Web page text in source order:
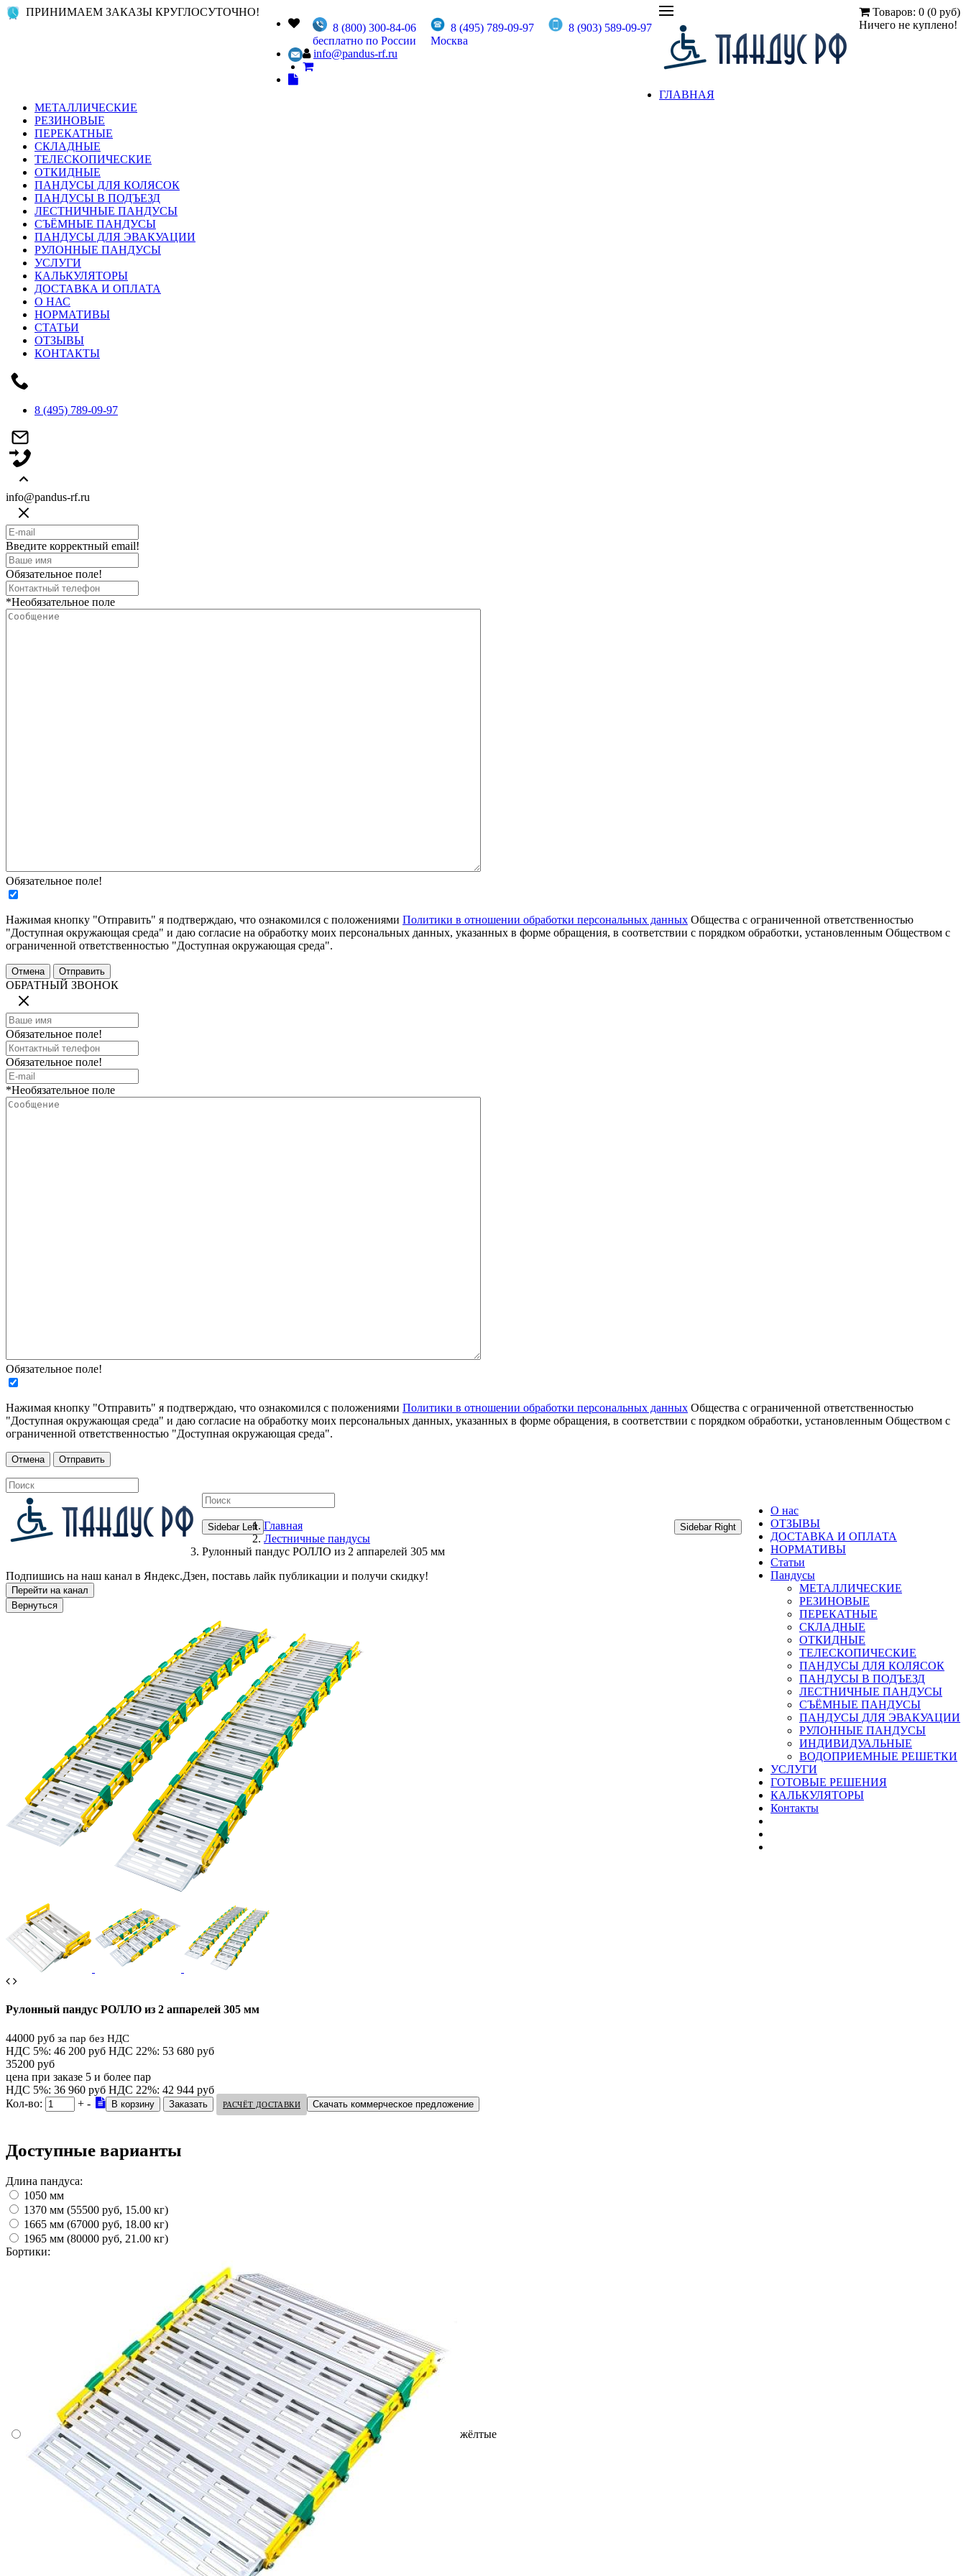
ПРИНИМАЕМ ЗАКАЗЫ КРУГЛОСУТОЧНО!
8 (800) 300-84-06
бесплатно по России
8 (495) 789-09-97
Москва
8 (903) 589-09-97
info@pandus-rf.ru
Товаров: 0 (0 руб)
Ничего не куплено!
ГЛАВНАЯ
МЕТАЛЛИЧЕСКИЕ
РЕЗИНОВЫЕ
ПЕРЕКАТНЫЕ
СКЛАДНЫЕ
ТЕЛЕСКОПИЧЕСКИЕ
ОТКИДНЫЕ
ПАНДУСЫ ДЛЯ КОЛЯСОК
ПАНДУСЫ В ПОДЪЕЗД
ЛЕСТНИЧНЫЕ ПАНДУСЫ
СЪЁМНЫЕ ПАНДУСЫ
ПАНДУСЫ ДЛЯ ЭВАКУАЦИИ
РУЛОННЫЕ ПАНДУСЫ
УСЛУГИ
КАЛЬКУЛЯТОРЫ
ДОСТАВКА И ОПЛАТА
О НАС
НОРМАТИВЫ
СТАТЬИ
ОТЗЫВЫ
КОНТАКТЫ
8 (495) 789-09-97
info@pandus-rf.ru
Введите корректный email!
Обязательное поле!
*Необязательное поле
Обязательное поле!
Нажимая кнопку "Отправить" я подтверждаю, что ознакомился с положениями Политики в отношении обработки персональных данных Общества с ограниченной ответственностью
"Доступная окружающая среда" и даю согласие на обработку моих персональных данных, указанных в форме обращения, в соответствии с порядком обработки, установленным Обществом с
ограниченной ответственностью "Доступная окружающая среда".
ОБРАТНЫЙ ЗВОНОК
Обязательное поле!
Обязательное поле!
*Необязательное поле
Обязательное поле!
Нажимая кнопку "Отправить" я подтверждаю, что ознакомился с положениями Политики в отношении обработки персональных данных Общества с ограниченной ответственностью
"Доступная окружающая среда" и даю согласие на обработку моих персональных данных, указанных в форме обращения, в соответствии с порядком обработки, установленным Обществом с
ограниченной ответственностью "Доступная окружающая среда".
О нас
ОТЗЫВЫ
ДОСТАВКА И ОПЛАТА
НОРМАТИВЫ
Статьи
Пандусы
МЕТАЛЛИЧЕСКИЕ
РЕЗИНОВЫЕ
ПЕРЕКАТНЫЕ
СКЛАДНЫЕ
ОТКИДНЫЕ
ТЕЛЕСКОПИЧЕСКИЕ
ПАНДУСЫ ДЛЯ КОЛЯСОК
ПАНДУСЫ В ПОДЪЕЗД
ЛЕСТНИЧНЫЕ ПАНДУСЫ
CЪЁМНЫЕ ПАНДУСЫ
ПАНДУСЫ ДЛЯ ЭВАКУАЦИИ
РУЛОННЫЕ ПАНДУСЫ
ИНДИВИДУАЛЬНЫЕ
ВОДОПРИЕМНЫЕ РЕШЕТКИ
УСЛУГИ
ГОТОВЫЕ РЕШЕНИЯ
КАЛЬКУЛЯТОРЫ
Контакты
Sidebar Left Sidebar Right
Главная
Лестничные пандусы
Рулонный пандус РОЛЛО из 2 аппарелей 305 мм
Подпишись на наш канал в Яндекс.Дзен, поставь лайк публикации и получи скидку!
Рулонный пандус РОЛЛО из 2 аппарелей 305 мм
44000 руб за пар без НДС
НДС 5%: 46 200 руб НДС 22%: 53 680 руб
35200 руб
цена при заказе 5 и более пар
НДС 5%: 36 960 руб НДС 22%: 42 944 руб
Кол-во:
+ - РАСЧЁТ ДОСТАВКИ Скачать коммерческое предложение
Доступные варианты
Длина пандуса:
1050 мм
1370 мм (55500 руб, 15.00 кг)
1665 мм (67000 руб, 18.00 кг)
1965 мм (80000 руб, 21.00 кг)
Бортики:
жёлтые